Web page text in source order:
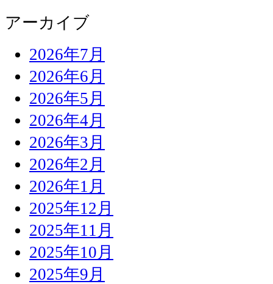
アーカイブ
2026年7月
2026年6月
2026年5月
2026年4月
2026年3月
2026年2月
2026年1月
2025年12月
2025年11月
2025年10月
2025年9月